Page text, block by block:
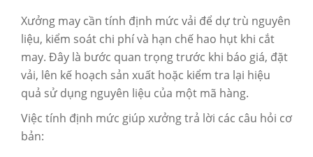
Xưởng may cần tính định mức vải để dự trù nguyên
liệu, kiểm soát chi phí và hạn chế hao hụt khi cắt
may. Đây là bước quan trọng trước khi báo giá, đặt
vải, lên kế hoạch sản xuất hoặc kiểm tra lại hiệu
quả sử dụng nguyên liệu của một mã hàng.
Việc tính định mức giúp xưởng trả lời các câu hỏi cơ
bản: